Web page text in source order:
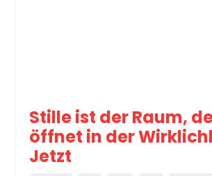
Stille ist der Raum,
öffnet in der
Jetzt